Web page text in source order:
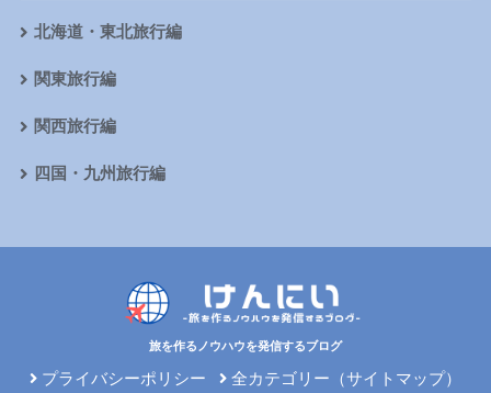
北海道・東北旅行編
関東旅行編
関西旅行編
四国・九州旅行編
旅を作るノウハウを発信するブログ
プライバシーポリシー 全カテゴリー（サイトマップ）